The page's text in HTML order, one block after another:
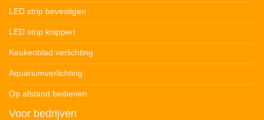
LED strip bevestigen
LED strip knippert
Keukenblad verlichting
Aquariumverlichting
Op afstand bedienen
Voor bedrijven